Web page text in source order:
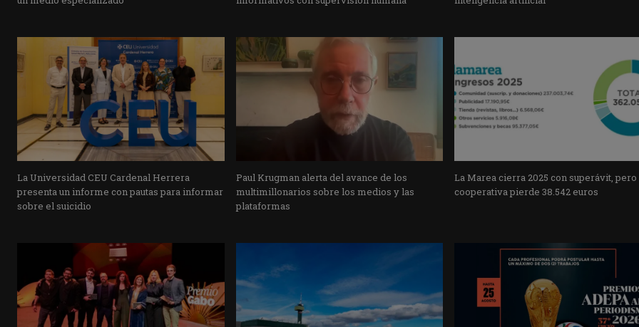
La Universidad CEU Cardenal Herrera
presenta un informe con pautas para informar
sobre el suicidio
Paul Krugman alerta del avance de los
multimillonarios sobre los medios y las
plataformas
La Marea cierra 2025 con superávit, pero
cooperativa pierde 38.542 euros